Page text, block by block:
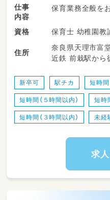
仕事
内容
保育業務全般を
資格
住所
奈良県天理市富堂町232-1
近鉄 前栽駅から
新卒可 駅チカ 短時間
短時間（５時間以内） 短時
短時間（３時間以内） 未経
求